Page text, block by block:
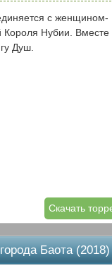
с женщином-
Короля Нубии. Вместе
Душ.
Скачать
Баота (2018)